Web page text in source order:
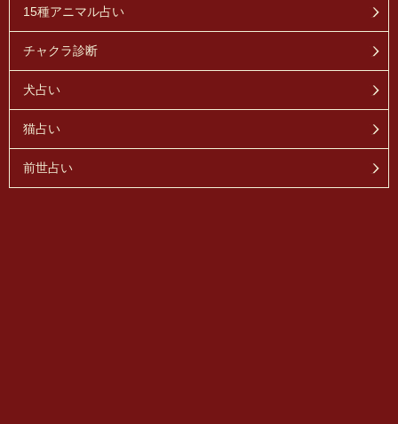
15種アニマル占い
チャクラ診断
犬占い
猫占い
前世占い